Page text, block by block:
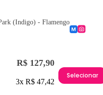
(Indigo) - Flamengo
R$ 127,90
3x R$ 47,42
Selecionar